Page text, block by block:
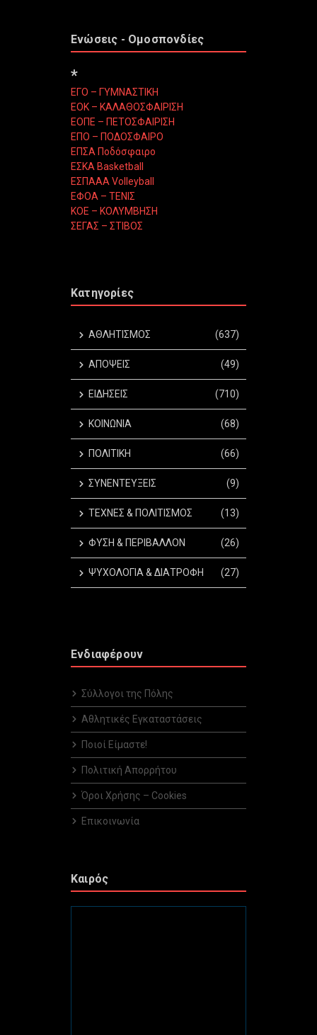
Ενώσεις - Ομοσπονδίες
*
ΕΓΟ – ΓΥΜΝΑΣΤΙΚΗ
ΕΟΚ – ΚΑΛΑΘΟΣΦΑΙΡΙΣΗ
ΕΟΠΕ – ΠΕΤΟΣΦΑΙΡΙΣΗ
ΕΠΟ – ΠΟΔΟΣΦΑΙΡΟ
ΕΠΣΑ Ποδόσφαιρο
ΕΣΚΑ Basketball
ΕΣΠΑΑΑ Volleyball
ΕΦΟΑ – ΤΕΝΙΣ
ΚΟΕ – ΚΟΛΥΜΒΗΣΗ
ΣΕΓΑΣ – ΣΤΙΒΟΣ
Κατηγορίες
ΑΘΛΗΤΙΣΜΟΣ (637)
ΑΠΟΨΕΙΣ (49)
ΕΙΔΗΣΕΙΣ (710)
ΚΟΙΝΩΝΙΑ (68)
ΠΟΛΙΤΙΚΗ (66)
ΣΥΝΕΝΤΕΥΞΕΙΣ (9)
ΤΕΧΝΕΣ & ΠΟΛΙΤΙΣΜΟΣ (13)
ΦΥΣΗ & ΠΕΡΙΒΑΛΛΟΝ (26)
ΨΥΧΟΛΟΓΙΑ & ΔΙΑΤΡΟΦΗ (27)
Ενδιαφέρουν
Σύλλογοι της Πόλης
Αθλητικές Εγκαταστάσεις
Ποιοί Είμαστε!
Πολιτική Απορρήτου
Όροι Χρήσης – Cookies
Επικοινωνία
Καιρός